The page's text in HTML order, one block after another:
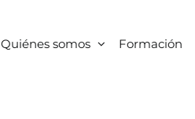
Quiénes somos Formación